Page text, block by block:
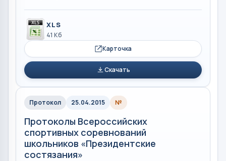
XLS
41 Кб
Карточка
Скачать
Протокол 25.04.2015 №
Протоколы Всероссийских
спортивных соревнований
школьников «Президентские
состязания»